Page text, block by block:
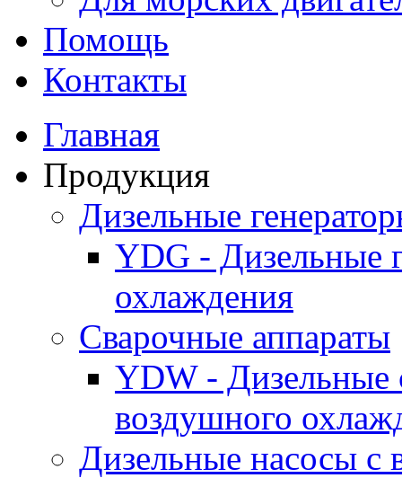
Помощь
Контакты
Главная
Продукция
Дизельные
YDG - Дизельные
охлаждения
Cварочные аппараты
YDW - Дизельные
воздушного
Дизельные насосы